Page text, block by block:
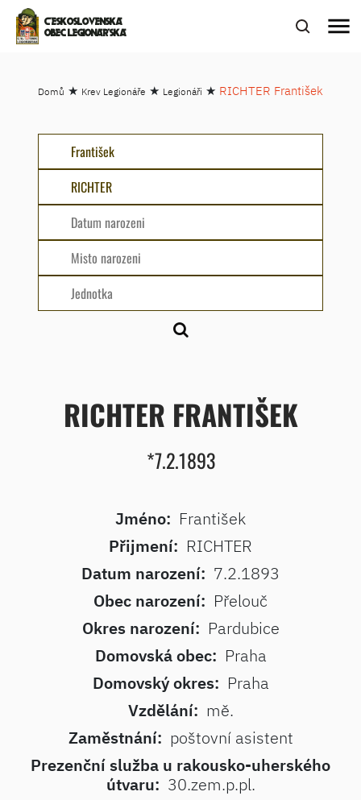
ČESKOSLOVENSKÁ
OBEC LEGIONÁŘSKÁ
menu
Domů ★ Krev Legionáře ★ Legionáři ★ RICHTER František
RICHTER FRANTIŠEK
*7.2.1893
Jméno: František
Přijmení: RICHTER
Datum narození: 7.2.1893
Obec narození: Přelouč
Okres narození: Pardubice
Domovská obec: Praha
Domovský okres: Praha
Vzdělání: mě.
Zaměstnání: poštovní asistent
Prezenční služba u rakousko-uherského
útvaru: 30.zem.p.pl.